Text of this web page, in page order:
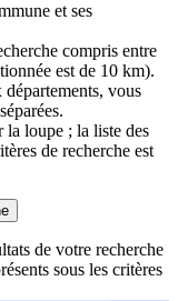
et ses
compris entre
est de 10 km).
vous
la loupe ; la liste des
de recherche est
de votre recherche
sous les critères